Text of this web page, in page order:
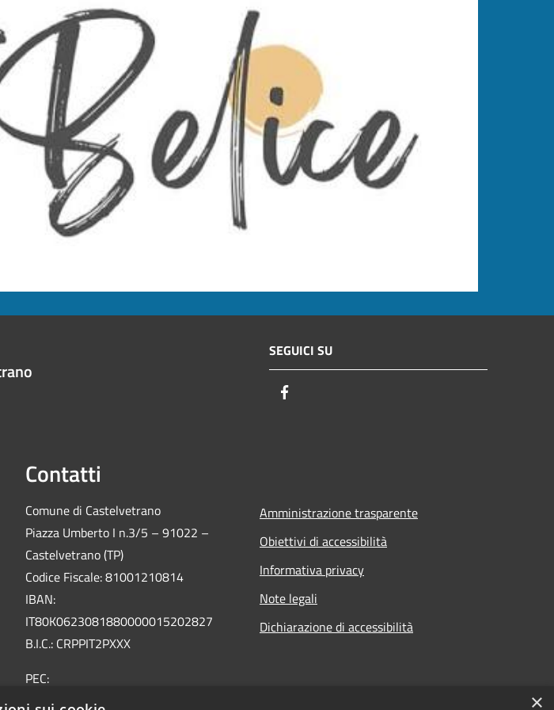
SEGUICI SU
Contatti
Comune di Castelvetrano
Piazza Umberto I n.3/5 – 91022 –
Castelvetrano (TP)
Codice Fiscale: 81001210814
IBAN:
IT80K0623081880000015202827
B.I.C.: CRPPIT2PXXX
PEC:
protocollo@pec.comune.castelvetrano.tp.it
Amministrazione trasparente
Obiettivi di accessibilità
Informativa privacy
Note legali
Dichiarazione di accessibilità
×